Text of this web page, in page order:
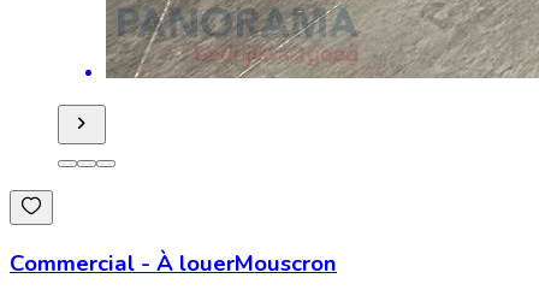
Commercial - À louerMouscron